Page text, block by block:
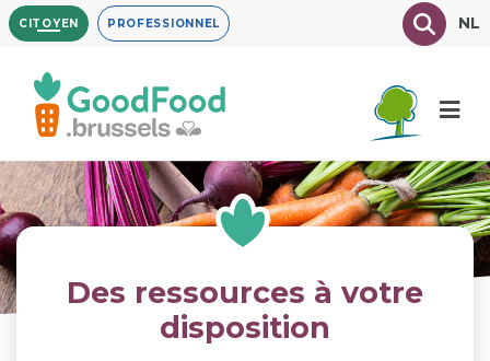
Aller
au
contenu
principal
CITOYEN PROFESSIONNEL TexteNL
Des ressources à votre
disposition